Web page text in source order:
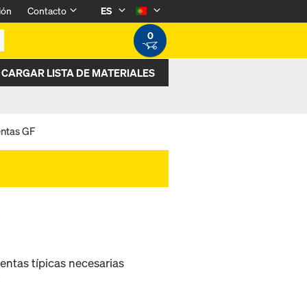
Contacto
ES
0
CARGAR LISTA DE MATERIALES
GF
típicas necesarias